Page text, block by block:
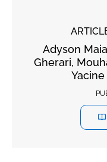
Adyson
Gherari,